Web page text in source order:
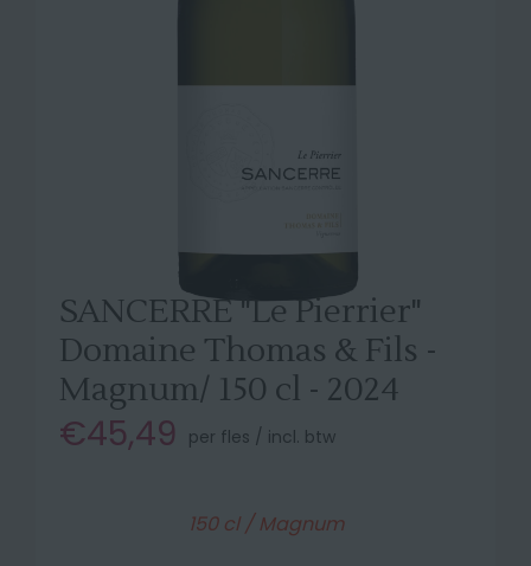
SANCERRE "Le Pierrier"
Domaine Thomas & Fils -
Magnum/ 150 cl - 2024
€45,49 per fles / incl. btw
150 cl / Magnum